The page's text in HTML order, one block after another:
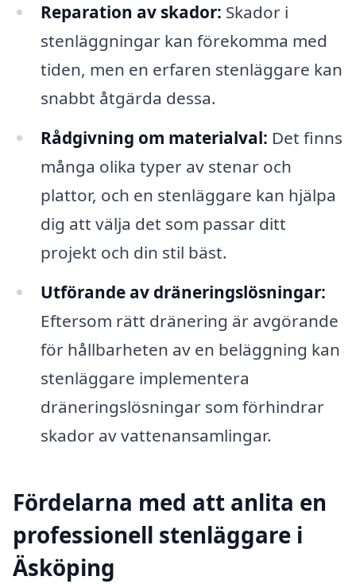
Reparation av skador: Skador i
stenläggningar kan förekomma med
tiden, men en erfaren stenläggare kan
snabbt åtgärda dessa.
Rådgivning om materialval: Det finns
många olika typer av stenar och
plattor, och en stenläggare kan hjälpa
dig att välja det som passar ditt
projekt och din stil bäst.
Utförande av dräneringslösningar:
Eftersom rätt dränering är avgörande
för hållbarheten av en beläggning kan
stenläggare implementera
dräneringslösningar som förhindrar
skador av vattenansamlingar.
Fördelarna med att anlita en
professionell stenläggare i
Äsköping